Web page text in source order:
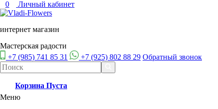
0 Личный кабинет
интернет магазин
Мастерская радости
+7 (985) 741 85 31
+7 (925) 802 88 29 Обратный звонок
Корзина Пуста
Меню